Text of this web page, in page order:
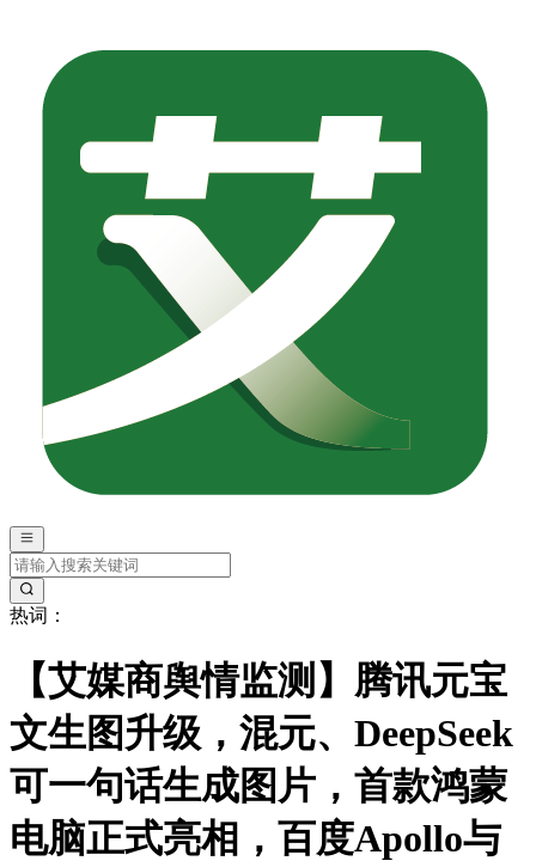
热词：
【艾媒商舆情监测】腾讯元宝
文生图升级，混元、DeepSeek
可一句话生成图片，首款鸿蒙
电脑正式亮相，百度Apollo与